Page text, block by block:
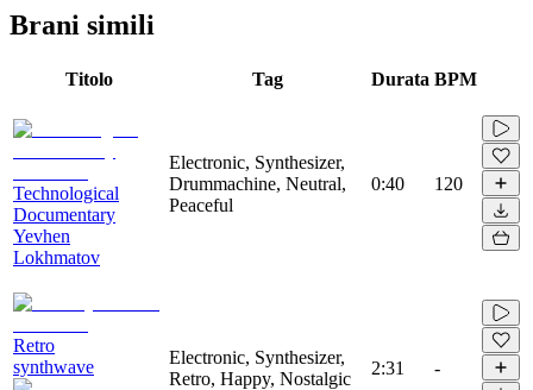
Brani simili
Titolo Tag Durata BPM
Technological
Documentary
Yevhen
Lokhmatov
Electronic, Synthesizer,
Drummachine, Neutral,
Peaceful
0:40 120
Retro
synthwave
Electronic, Synthesizer,
Retro, Happy, Nostalgic
2:31 -